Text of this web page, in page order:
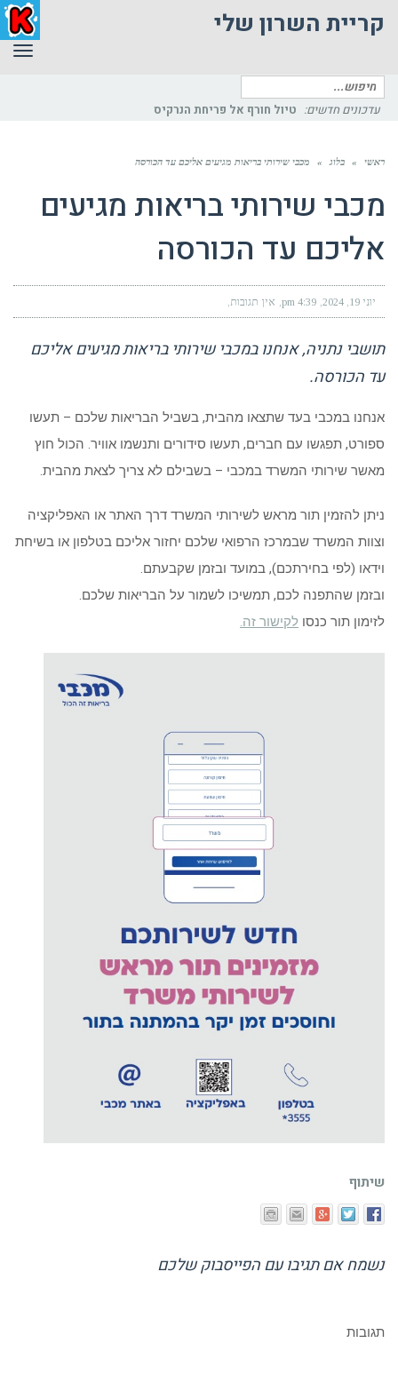
קריית השרון שלי
חיפוש
עבור:
עדכונים חדשים: טיול חורף אל פריחת הנרקיס
ראשי » בלוג » מכבי שירותי בריאות מגיעים אליכם עד הכורסה
מכבי שירותי בריאות מגיעים
אליכם עד הכורסה
יוני 19, 2024 4:39 pm אין תגובות
תושבי נתניה, אנחנו במכבי שירותי בריאות מגיעים אליכם
עד הכורסה.
אנחנו במכבי בעד שתצאו מהבית, בשביל הבריאות שלכם – תעשו
ספורט, תפגשו עם חברים, תעשו סידורים ותנשמו אוויר. הכול חוץ
מאשר שירותי המשרד במכבי – בשבילם לא צריך לצאת מהבית.
ניתן להזמין תור מראש לשירותי המשרד דרך האתר או האפליקציה
וצוות המשרד שבמרכז הרפואי שלכם יחזור אליכם בטלפון או בשיחת
וידאו (לפי בחירתכם), במועד ובזמן שקבעתם.
ובזמן שהתפנה לכם, תמשיכו לשמור על הבריאות שלכם.
לזימון תור כנסו לקישור זה.
שיתוף
נשמח אם תגיבו עם הפייסבוק שלכם
תגובות